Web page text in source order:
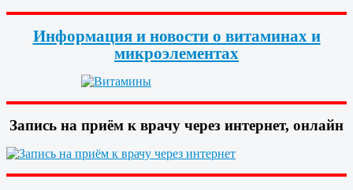
Информация и новости о витаминах и
микроэлементах
Запись на приём к врачу через интернет, онлайн